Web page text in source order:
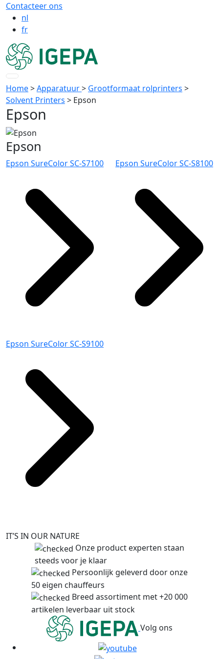
Contacteer ons
nl
fr
Home>Apparatuur> Grootformaat rolprinters >
Solvent Printers > Epson
Epson
Epson
Epson SureColor SC-S7100 Epson SureColor SC-S8100
Epson SureColor SC-S9100
IT’S IN OUR NATURE
Onze product experten staan
steeds voor je klaar
Persoonlijk geleverd door onze
50 eigen chauffeurs
Breed assortiment met +20 000
artikelen leverbaar uit stock
Volg ons